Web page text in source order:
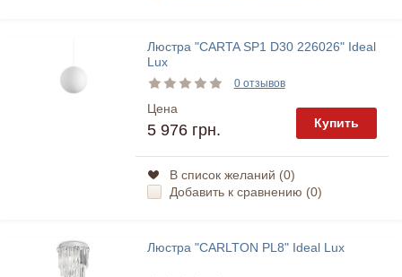
Люстра "CARTA SP1 D30 226026" Ideal
Lux
0 отзывов
Цена
5 976 грн. Купить
В список желаний (0)
Добавить к сравнению (0)
Люстра "CARLTON PL8" Ideal Lux